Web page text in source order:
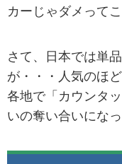
カーじゃダメって
さて、日本では単
が・・・人気のほ
各地で「カウンタ
いの奪い合いにな